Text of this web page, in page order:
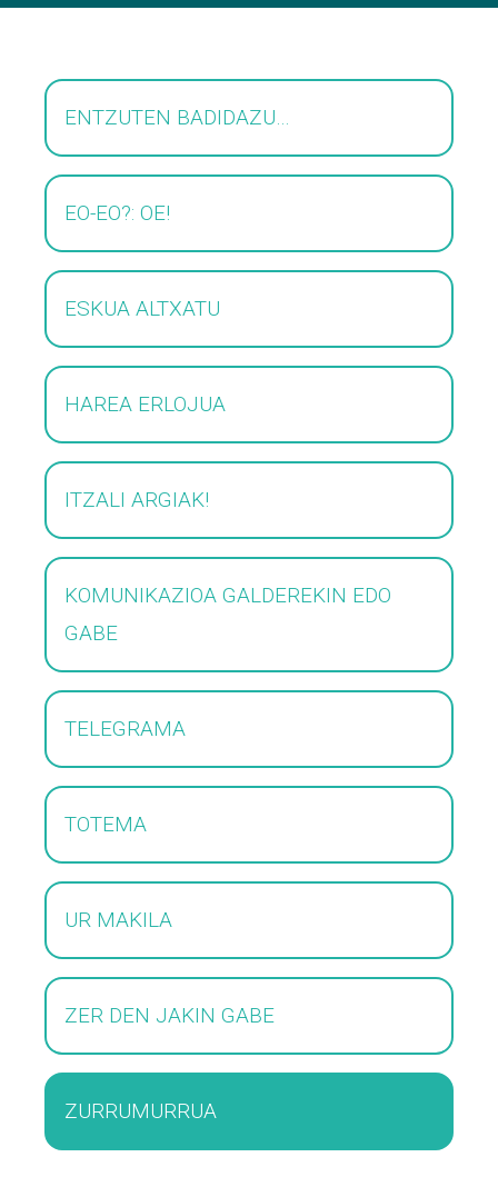
ENTZUTEN BADIDAZU…
EO-EO?: OE!
ESKUA ALTXATU
HAREA ERLOJUA
ITZALI ARGIAK!
KOMUNIKAZIOA GALDEREKIN EDO
GABE
TELEGRAMA
TOTEMA
UR MAKILA
ZER DEN JAKIN GABE
ZURRUMURRUA